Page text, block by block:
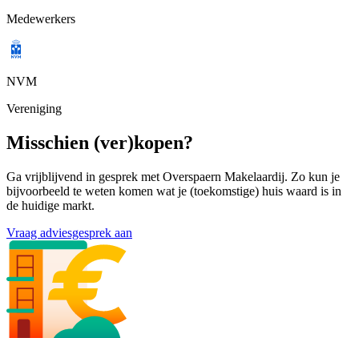
Medewerkers
NVM
Vereniging
Misschien (ver)kopen?
Ga vrijblijvend in gesprek met Overspaern Makelaardij. Zo kun je
bijvoorbeeld te weten komen wat je (toekomstige) huis waard is in
de huidige markt.
Vraag adviesgesprek aan